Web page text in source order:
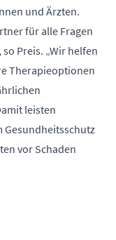
und Ärzten.
für alle Fragen
Preis. „Wir helfen
Therapieoptionen
leisten
Gesundheitsschutz
vor Schaden